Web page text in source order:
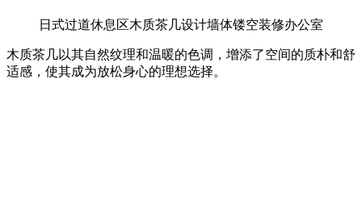
日式过道休息区木质茶几设计墙体镂空装修办公室
木质茶几以其自然纹理和温暖的色调，增添了空间的质朴和舒
适感，使其成为放松身心的理想选择。